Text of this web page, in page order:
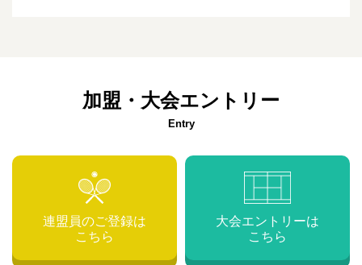
加盟・大会エントリー
Entry
連盟員のご登録は
こちら
大会エントリーは
こちら